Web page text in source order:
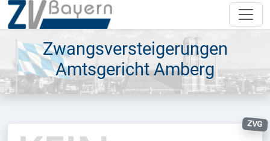
Zwangsversteigerungen
Amtsgericht Amberg
ZVG